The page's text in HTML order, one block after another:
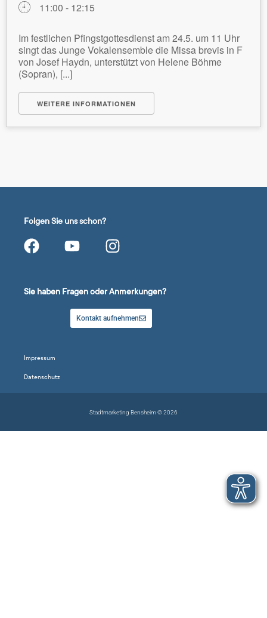
11:00 - 12:15
Im festlichen Pfingstgottesdienst am 24.5. um 11 Uhr
singt das Junge Vokalensemble die Missa brevis in F
von Josef Haydn, unterstützt von Helene Böhme
(Sopran), [...]
WEITERE INFORMATIONEN
Folgen Sie uns schon?
Sie haben Fragen oder Anmerkungen?
Kontakt aufnehmen
Impressum
Datenschutz
Stadtmarketing Bensheim © 2026